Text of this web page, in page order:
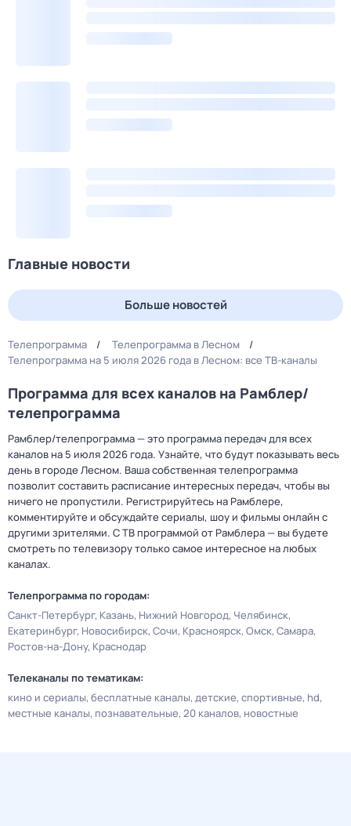
Главные новости
Больше новостей
Телепрограмма
Телепрограмма в Лесном
Телепрограмма на 5 июля 2026 года в Лесном: все ТВ-каналы
Программа для всех каналов на Рамблер/
телепрограмма
Рамблер/телепрограмма — это программа передач для всех
каналов на 5 июля 2026 года. Узнайте, что будут показывать весь
день в городе Лесном. Ваша собственная телепрограмма
позволит составить расписание интересных передач, чтобы вы
ничего не пропустили. Регистрируйтесь на Рамблере,
комментируйте и обсуждайте сериалы, шоу и фильмы онлайн с
другими зрителями. С ТВ программой от Рамблера — вы будете
смотреть по телевизору только самое интересное на любых
каналах.
Телепрограмма по городам:
Санкт-Петербург Казань Нижний Новгород Челябинск
Екатеринбург Новосибирск Сочи Красноярск Омск Самара
Ростов-на-Дону Краснодар
Телеканалы по тематикам:
кино и сериалы бесплатные каналы детские спортивные hd
местные каналы познавательные 20 каналов новостные